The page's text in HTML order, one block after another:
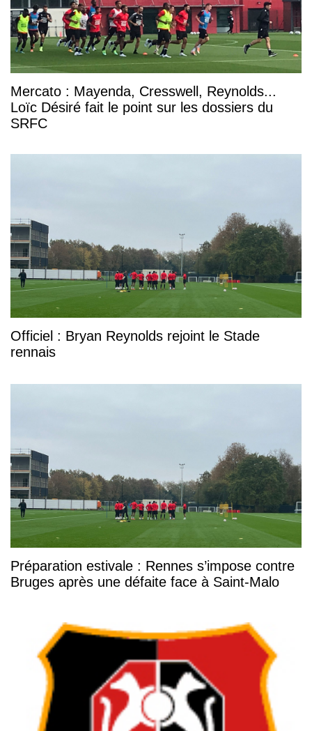
Mercato : Mayenda, Cresswell, Reynolds...
Loïc Désiré fait le point sur les dossiers du
SRFC
Officiel : Bryan Reynolds rejoint le Stade
rennais
Préparation estivale : Rennes s’impose contre
Bruges après une défaite face à Saint-Malo